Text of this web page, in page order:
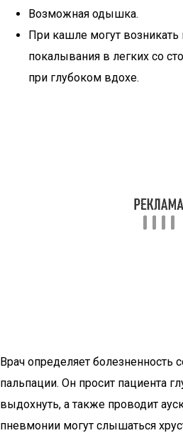
Возможная одышка.
При кашле могут возникать
покалывания в легких со
при глубоком вдохе.
Врач определяет болезненность
пальпации. Он просит пациента
выдохнуть, а также проводит
пневмонии могут слышаться